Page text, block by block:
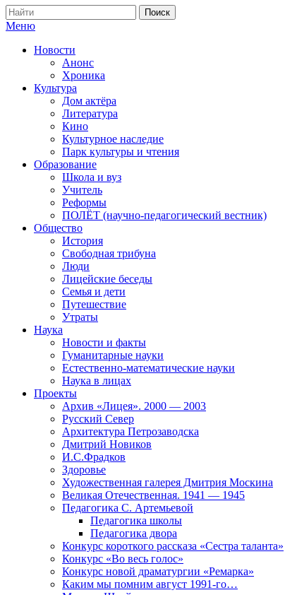
Меню
Новости
Анонс
Хроника
Культура
Дом актёра
Литература
Кино
Культурное наследие
Парк культуры и чтения
Образование
Школа и вуз
Учитель
Реформы
ПОЛЁТ (научно-педагогический вестник)
Общество
История
Свободная трибуна
Люди
Лицейские беседы
Семья и дети
Путешествие
Утраты
Наука
Новости и факты
Гуманитарные науки
Естественно-математические науки
Наука в лицах
Проекты
Архив «Лицея». 2000 — 2003
Русский Север
Архитектура Петрозаводска
Дмитрий Новиков
И.С.Фрадков
Здоровье
Художественная галерея Дмитрия Москина
Великая Отечественная. 1941 — 1945
Педагогика С. Артемьевой
Педагогика школы
Педагогика двора
Конкурс короткого рассказа «Сестра таланта»
Конкурс «Во весь голос»
Конкурс новой драматургии «Ремарка»
Каким мы помним август 1991-го…